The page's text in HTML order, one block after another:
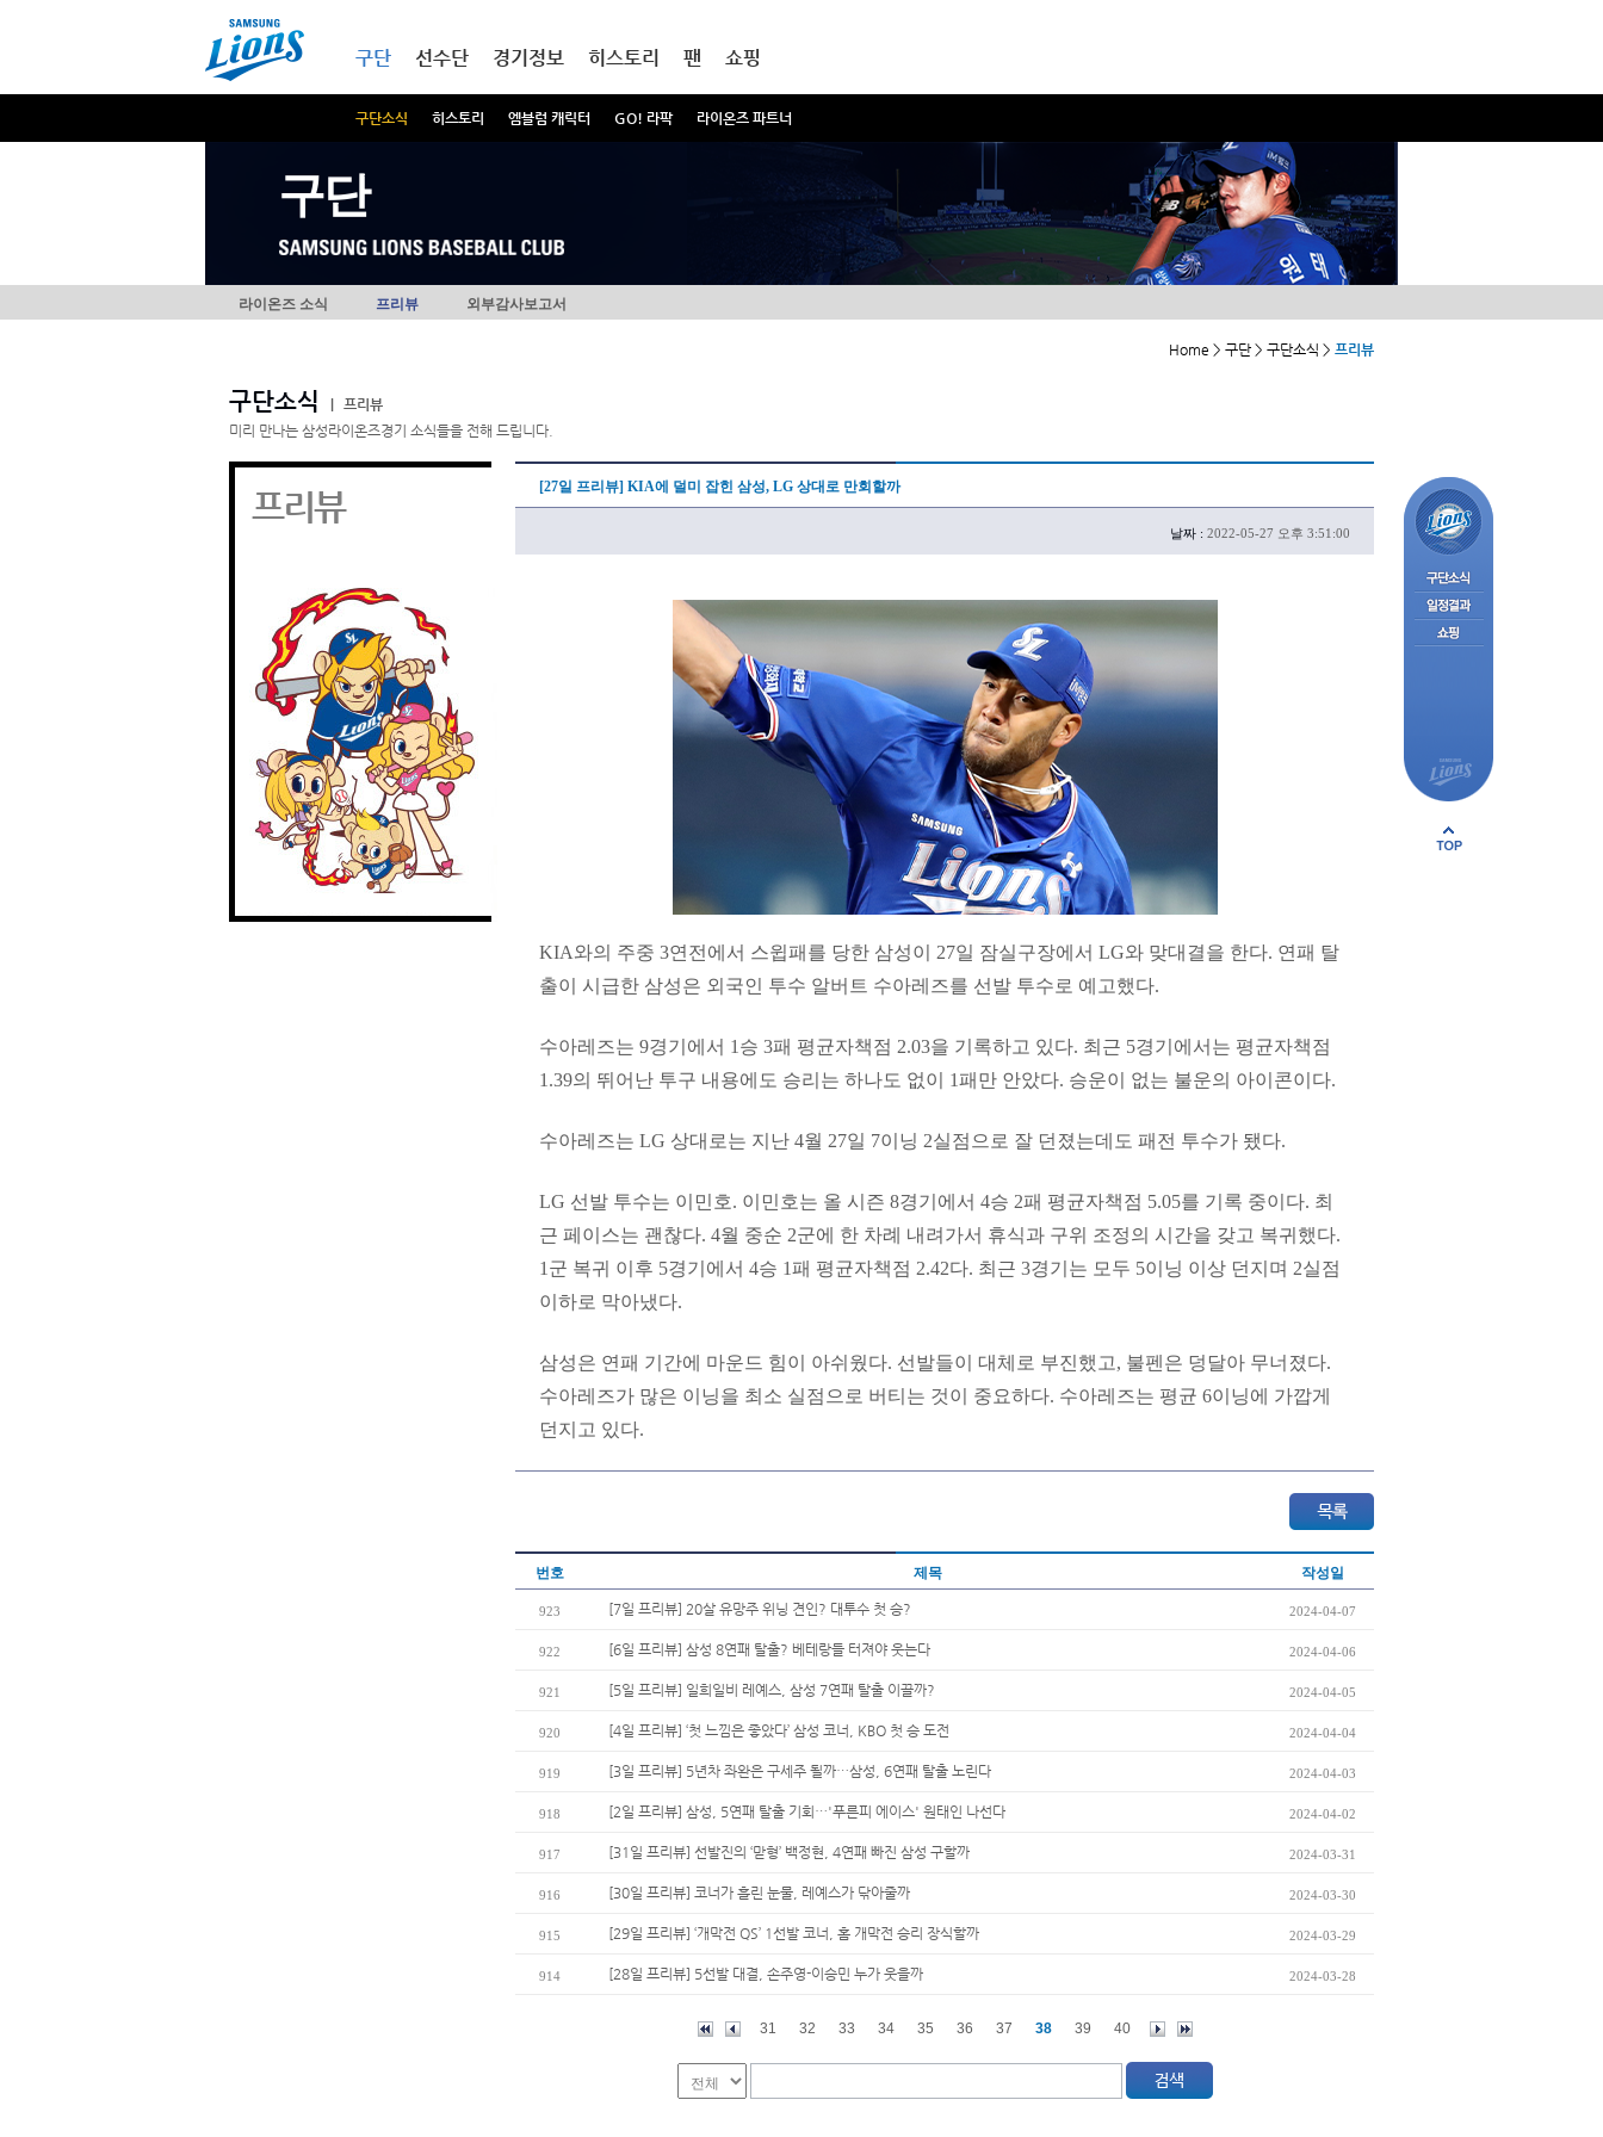
구단
구단소식 히스토리 엠블럼 캐릭터 GO! 라팍 라이온즈 파트너
선수단 경기정보 히스토리 팬 쇼핑
구단
라이온즈 소식 프리뷰 외부감사보고서
Home > 구단 > 구단소식 > 프리뷰
구단소식
프리뷰
미리 만나는 삼성라이온즈경기 소식들을 전해 드립니다.
프리뷰 [27일 프리뷰] KIA에 덜미 잡힌 삼성, LG 상대로 만회할까
날짜 : 2022-05-27 오후 3:51:00
KIA와의 주중 3연전에서 스윕패를 당한 삼성이 27일 잠실구장에서 LG와 맞대결을 한다. 연패 탈
출이 시급한 삼성은 외국인 투수 알버트 수아레즈를 선발 투수로 예고했다.
수아레즈는 9경기에서 1승 3패 평균자책점 2.03을 기록하고 있다. 최근 5경기에서는 평균자책점
1.39의 뛰어난 투구 내용에도 승리는 하나도 없이 1패만 안았다. 승운이 없는 불운의 아이콘이다.
수아레즈는 LG 상대로는 지난 4월 27일 7이닝 2실점으로 잘 던졌는데도 패전 투수가 됐다.
LG 선발 투수는 이민호. 이민호는 올 시즌 8경기에서 4승 2패 평균자책점 5.05를 기록 중이다. 최
근 페이스는 괜찮다. 4월 중순 2군에 한 차례 내려가서 휴식과 구위 조정의 시간을 갖고 복귀했다.
1군 복귀 이후 5경기에서 4승 1패 평균자책점 2.42다. 최근 3경기는 모두 5이닝 이상 던지며 2실점
이하로 막아냈다.
삼성은 연패 기간에 마운드 힘이 아쉬웠다. 선발들이 대체로 부진했고, 불펜은 덩달아 무너졌다.
수아레즈가 많은 이닝을 최소 실점으로 버티는 것이 중요하다. 수아레즈는 평균 6이닝에 가깝게
던지고 있다.
번호 제목 작성일
923 [7일 프리뷰] 20살 유망주 위닝 견인? 대투수 첫 승? 2024-04-07
922 [6일 프리뷰] 삼성 8연패 탈출? 베테랑들 터져야 웃는다 2024-04-06
921 [5일 프리뷰] 일희일비 레예스, 삼성 7연패 탈출 이끌까? 2024-04-05
920 [4일 프리뷰] ‘첫 느낌은 좋았다’ 삼성 코너, KBO 첫 승 도전 2024-04-04
919 [3일 프리뷰] 5년차 좌완은 구세주 될까…삼성, 6연패 탈출 노린다 2024-04-03
918 [2일 프리뷰] 삼성, 5연패 탈출 기회…'푸른피 에이스' 원태인 나선다 2024-04-02
917 [31일 프리뷰] 선발진의 ‘맏형’ 백정현, 4연패 빠진 삼성 구할까 2024-03-31
916 [30일 프리뷰] 코너가 흘린 눈물, 레예스가 닦아줄까 2024-03-30
915 [29일 프리뷰] ‘개막전 QS’ 1선발 코너, 홈 개막전 승리 장식할까 2024-03-29
914 [28일 프리뷰] 5선발 대결, 손주영-이승민 누가 웃을까 2024-03-28
31 32 33 34 35 36 37 38 39 40